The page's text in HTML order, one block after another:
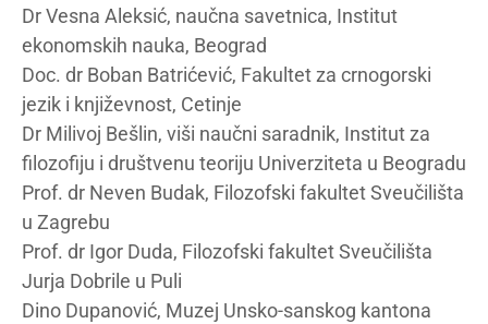
Dr Vesna Aleksić, naučna savetnica, Institut
ekonomskih nauka, Beograd
Doc. dr Boban Batrićević, Fakultet za crnogorski
jezik i književnost, Cetinje
Dr Milivoj Bešlin, viši naučni saradnik, Institut za
filozofiju i društvenu teoriju Univerziteta u Beogradu
Prof. dr Neven Budak, Filozofski fakultet Sveučilišta
u Zagrebu
Prof. dr Igor Duda, Filozofski fakultet Sveučilišta
Jurja Dobrile u Puli
Dino Dupanović, Muzej Unsko-sanskog kantona